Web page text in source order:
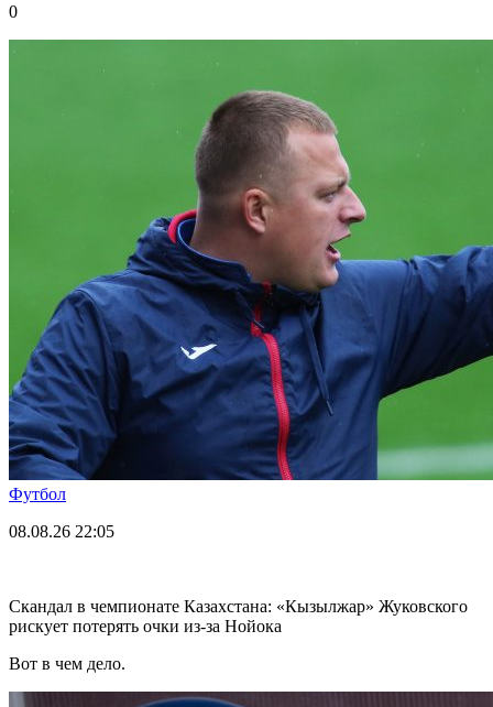
0
Футбол
08.08.26 22:05
Скандал в чемпионате Казахстана: «Кызылжар» Жуковского
рискует потерять очки из-за Нойока
Вот в чем дело.